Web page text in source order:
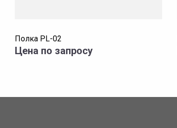
Полка PL-02
Цена по запросу